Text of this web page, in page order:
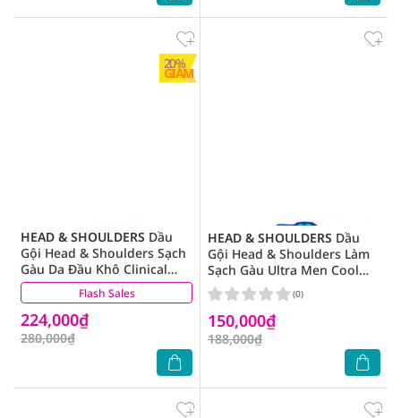
20%
GIẢM
Flash Sales
HEAD & SHOULDERS Dầu
Gội Head & Shoulders Sạch
Gàu Da Đầu Khô Clinical
Strength Dry Scalp Rescue
400ml
224,000₫
280,000₫
(0)
HEAD & SHOULDERS Dầu
Gội Head & Shoulders Làm
Sạch Gàu Ultra Men Cool
Menthol Anti Dandruff
650ml
150,000₫
188,000₫
(0)